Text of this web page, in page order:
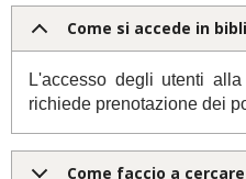
Come si accede in
L'accesso degli utenti
richiede prenotazione dei
Come faccio a